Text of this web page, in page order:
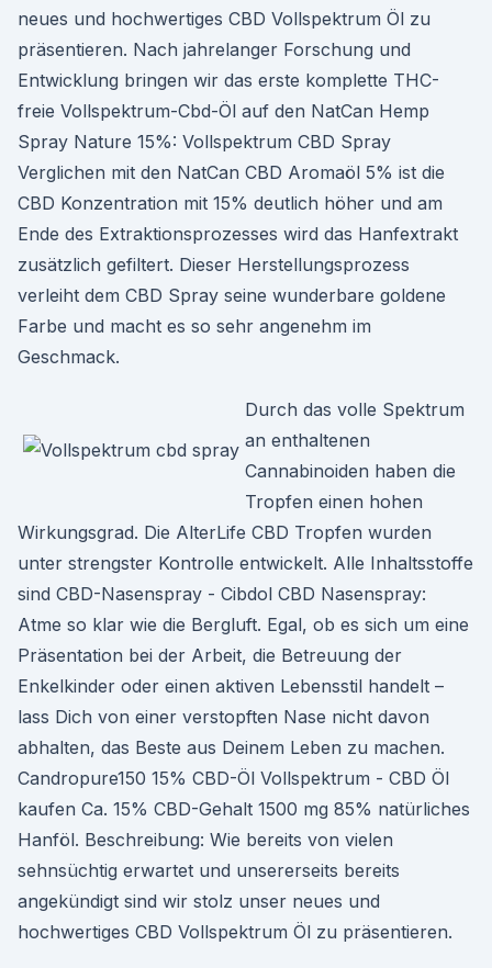
neues und hochwertiges CBD Vollspektrum Öl zu
präsentieren. Nach jahrelanger Forschung und
Entwicklung bringen wir das erste komplette THC-
freie Vollspektrum-Cbd-Öl auf den NatCan Hemp
Spray Nature 15%: Vollspektrum CBD Spray
Verglichen mit den NatCan CBD Aromaöl 5% ist die
CBD Konzentration mit 15% deutlich höher und am
Ende des Extraktionsprozesses wird das Hanfextrakt
zusätzlich gefiltert. Dieser Herstellungsprozess
verleiht dem CBD Spray seine wunderbare goldene
Farbe und macht es so sehr angenehm im
Geschmack.
Durch das volle Spektrum
an enthaltenen
Cannabinoiden haben die
Tropfen einen hohen
Wirkungsgrad. Die AlterLife CBD Tropfen wurden
unter strengster Kontrolle entwickelt. Alle Inhaltsstoffe
sind CBD-Nasenspray - Cibdol CBD Nasenspray:
Atme so klar wie die Bergluft. Egal, ob es sich um eine
Präsentation bei der Arbeit, die Betreuung der
Enkelkinder oder einen aktiven Lebensstil handelt –
lass Dich von einer verstopften Nase nicht davon
abhalten, das Beste aus Deinem Leben zu machen.
Candropure150 15% CBD-Öl Vollspektrum - CBD Öl
kaufen Ca. 15% CBD-Gehalt 1500 mg 85% natürliches
Hanföl. Beschreibung: Wie bereits von vielen
sehnsüchtig erwartet und unsererseits bereits
angekündigt sind wir stolz unser neues und
hochwertiges CBD Vollspektrum Öl zu präsentieren.